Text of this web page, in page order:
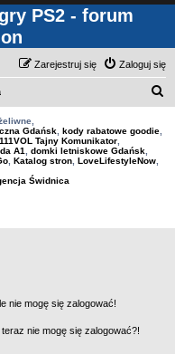
PS2 - forum
Zaloguj się
Zarejestruj się
Gdańsk kody rabatowe goodie
Tajny Komunikator
A1 domki letniskowe Gdańsk
Katalog stron LoveLifestyleNow
Świdnica
nie mogę się zalogować!
nie mogę się zalogować?!